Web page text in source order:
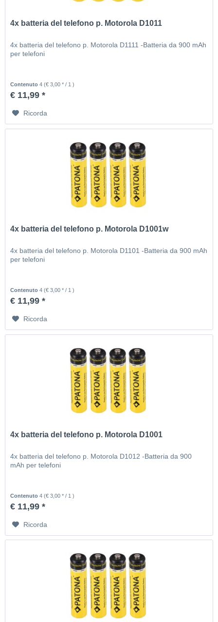
4x batteria del telefono p. Motorola D1011
4x batteria del telefono p. Motorola D1111 -Batteria da 900 mAh
per telefoni
Contenuto4(€ 3,00 * / 1 )
€ 11,99 *
Ricorda
4x batteria del telefono p. Motorola D1001w
4x batteria del telefono p. Motorola D1101 -Batteria da 900 mAh
per telefoni
Contenuto4(€ 3,00 * / 1 )
€ 11,99 *
Ricorda
4x batteria del telefono p. Motorola D1001
4x batteria del telefono p. Motorola D1012 -Batteria da 900
mAh per telefoni
Contenuto4(€ 3,00 * / 1 )
€ 11,99 *
Ricorda